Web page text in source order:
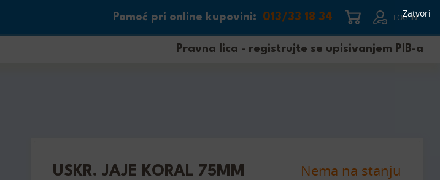
Pomoć pri online kupovini: 013/33 18 34 LOG IN
Pravna lica - registrujte se upisivanjem PIB-a
Nema na stanju
USKR. JAJE KORAL 75MM
Zatvori